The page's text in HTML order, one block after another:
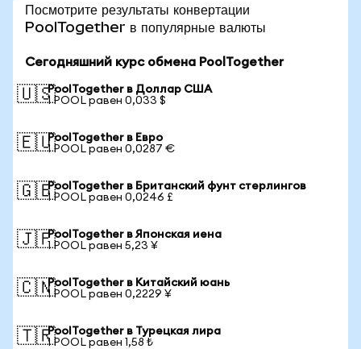
Посмотрите результаты конвертации
PoolTogether в популярные валюты
Сегодняшний курс обмена PoolTogether
🇺🇸PoolTogether в Доллар США
1 POOL равен 0,033 $
🇪🇺PoolTogether в Евро
1 POOL равен 0,0287 €
🇬🇧PoolTogether в Британский фунт стерлингов
1 POOL равен 0,0246 £
🇯🇵PoolTogether в Японская иена
1 POOL равен 5,23 ¥
🇨🇳PoolTogether в Китайский юань
1 POOL равен 0,2229 ¥
🇹🇷PoolTogether в Турецкая лира
1 POOL равен 1,58 ₺